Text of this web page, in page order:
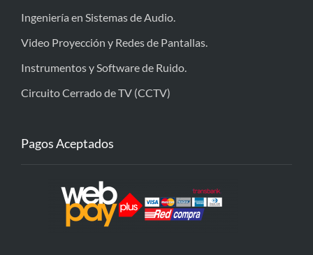
Ingeniería en Sistemas de Audio.
Video Proyección y Redes de Pantallas.
Instrumentos y Software de Ruido.
Circuito Cerrado de TV (CCTV)
Pagos Aceptados